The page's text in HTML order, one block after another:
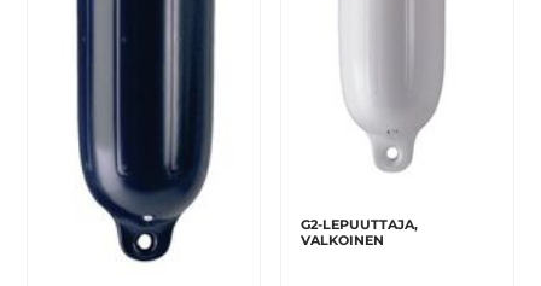
G2-LEPUUTTAJA,
VALKOINEN